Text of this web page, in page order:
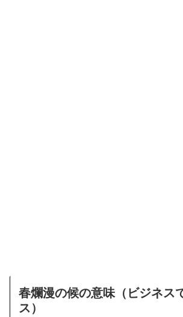
春爛漫の候の意味（ビジネス
ス）